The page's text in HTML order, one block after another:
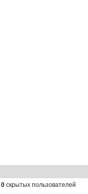
0скрытых пользователей